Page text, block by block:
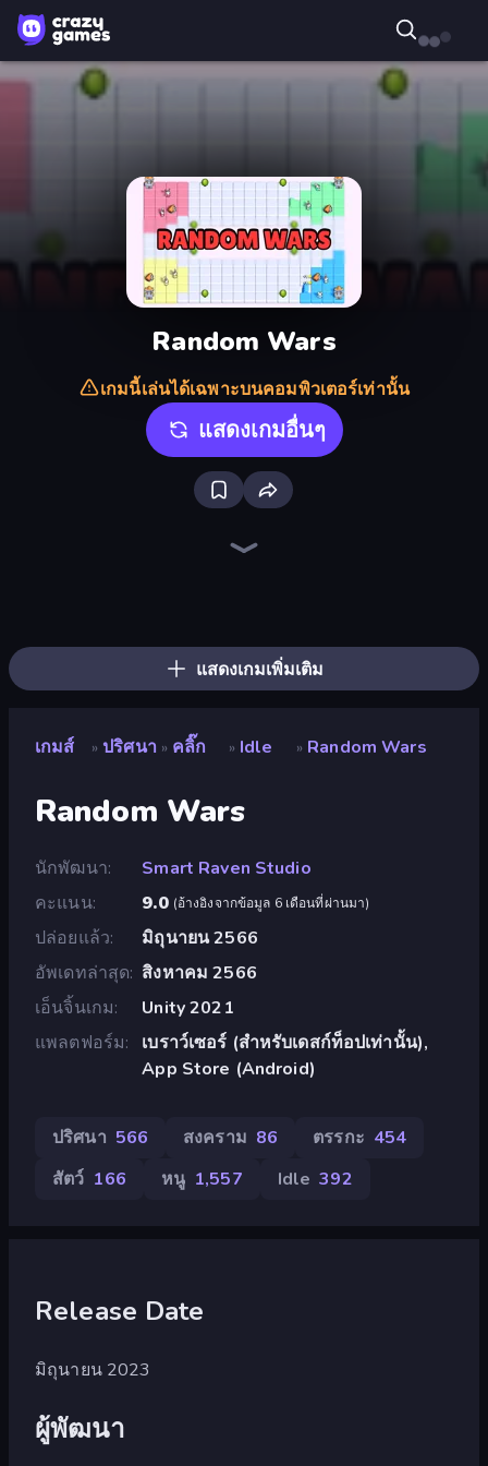
Random Wars
เกมนี้เล่นได้เฉพาะบนคอมพิวเตอร์เท่านั้น
แสดงเกมอื่นๆ
แสดงเกมเพิ่มเติม
เกมส์ » ปริศนา » คลิ๊ก » Idle » Random Wars
Random Wars
นักพัฒนา
Smart Raven Studio
คะแนน
9.0 (อ้างอิงจากข้อมูล 6 เดือนที่ผ่านมา)
ปล่อยแล้ว
มิถุนายน 2566
อัพเดทล่าสุด สิงหาคม 2566
เอ็นจิ้นเกม
Unity 2021
แพลตฟอร์ม
เบราว์เซอร์ (สำหรับเดสก์ท็อปเท่านั้น),
App Store (Android)
ปริศนา 566 สงคราม 86 ตรรกะ 454
สัตว์ 166 หนู 1,557 Idle 392
Release Date
มิถุนายน 2023
ผู้พัฒนา